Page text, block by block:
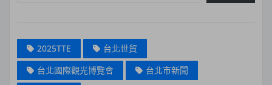
2025TTE
台北世貿
台北國際觀光博覽會
台北市新聞